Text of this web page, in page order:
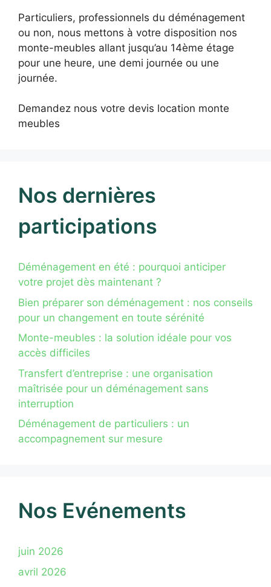
Particuliers, professionnels du déménagement
ou non, nous mettons à votre disposition nos
monte-meubles allant jusqu’au 14ème étage
pour une heure, une demi journée ou une
journée.
Demandez nous votre devis location monte
meubles
Nos dernières
participations
Déménagement en été : pourquoi anticiper
votre projet dès maintenant ?
Bien préparer son déménagement : nos conseils
pour un changement en toute sérénité
Monte-meubles : la solution idéale pour vos
accès difficiles
Transfert d’entreprise : une organisation
maîtrisée pour un déménagement sans
interruption
Déménagement de particuliers : un
accompagnement sur mesure
Nos Evénements
juin 2026
avril 2026